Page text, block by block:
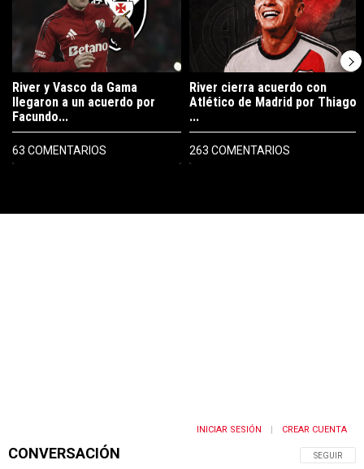
River y Vasco da Gama
llegaron a un acuerdo por
Facundo...
63 COMENTARIOS
River cierra acuerdo con
Atlético de Madrid por Thiago
...
263 COMENTARIOS
CONVERSACIÓN SIGA ESTA
SEGUIR
INICIAR SESIÓN CREAR CUENTA